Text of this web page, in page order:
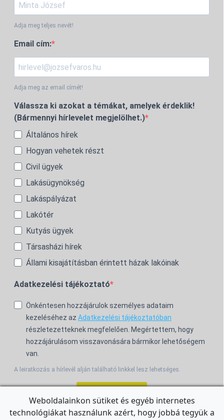
Adja meg teljes nevét!
Email cím:
Adja meg az email címét!
Válassza ki azokat a témákat, amelyek érdeklik!
(Bármennyi hírlevelet megjelölhet.)
Általános hírek
Hogyan vehetek részt
Civil ügyek
Lakásügynökség
Lakáspályázat
Lakótér
Kutyás ügyek
Társasházi hírek
Állami kisajátításban érintett házak lakóinak
Adatkezelési tájékoztató
Önkéntesen hozzájárulok személyes adataim
kezeléséhez az Adatkezelési tájékoztatóban
részletezetteknek megfelelően. Megértettem, hogy
hozzájárulásom visszavonására bármikor lehetőségem
van.
A leiratkozás a hírlevél alján található linkkel lesz lehetséges.
Weboldalainkon sütiket és egyéb internetes
technológiákat használunk azért, hogy jobbá tegyük a